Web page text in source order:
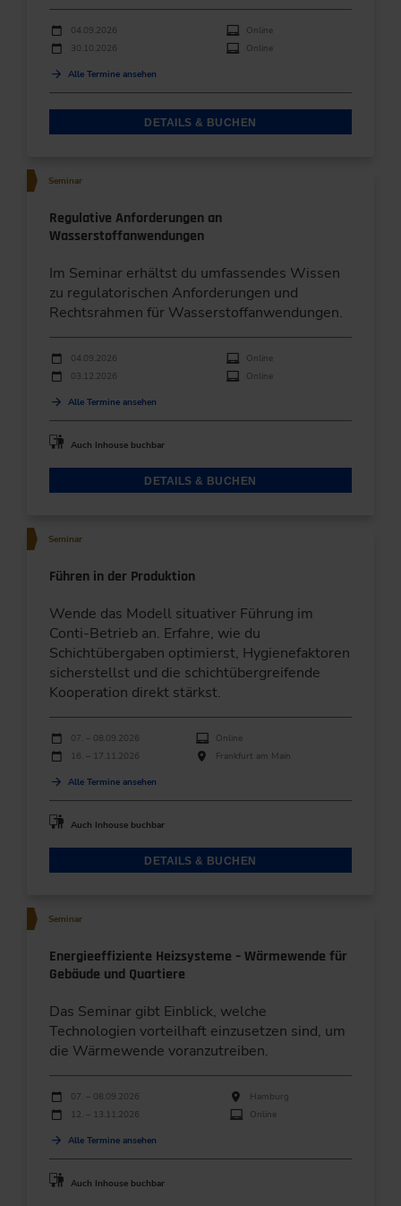
Durchführungen
Veranstaltungsdatum
04.09.2026
Online
30.10.2026
Online
Alle Termine ansehen
DETAILS & BUCHEN
Seminar
Regulative Anforderungen an
Wasserstoffanwendungen
Im Seminar erhältst du umfassendes Wissen
zu regulatorischen Anforderungen und
Rechtsrahmen für Wasserstoffanwendungen.
Durchführungen
Veranstaltungsdatum
04.09.2026
Online
03.12.2026
Online
Alle Termine ansehen
Auch Inhouse buchbar
DETAILS & BUCHEN
Seminar
Führen in der Produktion
Wende das Modell situativer Führung im
Conti-Betrieb an. Erfahre, wie du
Schichtübergaben optimierst, Hygienefaktoren
sicherstellst und die schichtübergreifende
Kooperation direkt stärkst.
Durchführungen
Veranstaltungsdatum Veranstaltungsort
07. – 08.09.2026
Online
16. – 17.11.2026
Frankfurt am Main
Alle Termine ansehen
Auch Inhouse buchbar
DETAILS & BUCHEN
Seminar
Energieeffiziente Heizsysteme – Wärmewende für
Gebäude und Quartiere
Das Seminar gibt Einblick, welche
Technologien vorteilhaft einzusetzen sind, um
die Wärmewende voranzutreiben.
Durchführungen
Veranstaltungsdatum
07. – 08.09.2026
Hamburg
12. – 13.11.2026
Online
Alle Termine ansehen
Auch Inhouse buchbar